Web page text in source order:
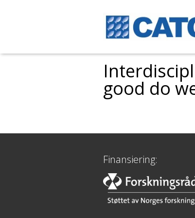
good do
Finansiering: